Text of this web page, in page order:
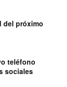
del próximo
teléfono
sociales